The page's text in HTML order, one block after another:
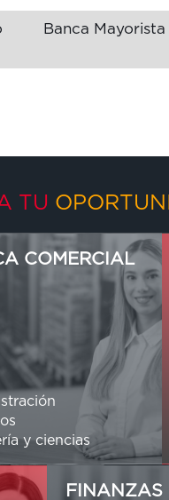
Banca Mayorista
TU
COMERCIAL
y ciencias
FINANZAS